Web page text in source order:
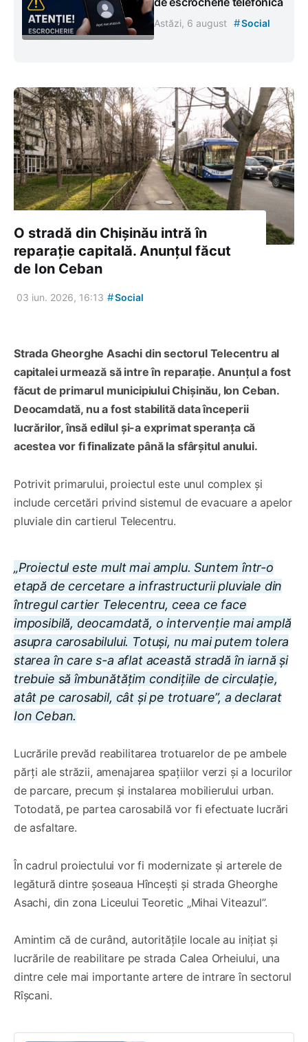
Astăzi, 6 august #Social
O stradă din Chișinău intră în
reparație capitală. Anunțul făcut
de Ion Ceban
03 iun. 2026, 16:13 #Social
Strada Gheorghe Asachi din sectorul Telecentru al
capitalei urmează să intre în reparație. Anunțul a fost
făcut de primarul municipiului Chișinău, Ion Ceban.
Deocamdată, nu a fost stabilită data începerii
lucrărilor, însă edilul și-a exprimat speranța că
acestea vor fi finalizate până la sfârșitul anului.
Potrivit primarului, proiectul este unul complex și
include cercetări privind sistemul de evacuare a apelor
pluviale din cartierul Telecentru.
„Proiectul este mult mai amplu. Suntem într-o
etapă de cercetare a infrastructurii pluviale din
întregul cartier Telecentru, ceea ce face
imposibilă, deocamdată, o intervenție mai amplă
asupra carosabilului. Totuși, nu mai putem tolera
starea în care s-a aflat această stradă în iarnă și
trebuie să îmbunătățim condițiile de circulație,
atât pe carosabil, cât și pe trotuare”, a declarat
Ion Ceban.
Lucrările prevăd reabilitarea trotuarelor de pe ambele
părți ale străzii, amenajarea spațiilor verzi și a locurilor
de parcare, precum și instalarea mobilierului urban.
Totodată, pe partea carosabilă vor fi efectuate lucrări
de asfaltare.
În cadrul proiectului vor fi modernizate și arterele de
legătură dintre șoseaua Hîncești și strada Gheorghe
Asachi, din zona Liceului Teoretic „Mihai Viteazul”.
Amintim că de curând, autoritățile locale au inițiat și
lucrările de reabilitare pe strada Calea Orheiului, una
dintre cele mai importante artere de intrare în sectorul
Rîșcani.